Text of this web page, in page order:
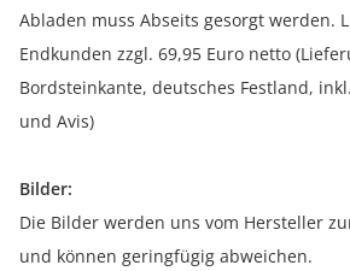
Abladen muss Abseits gesorgt werden.
Endkunden zzgl. 69,95 Euro netto
Bordsteinkante, deutsches Festland,
und Avis)
Bilder:
Die Bilder werden uns vom Hersteller
und können geringfügig abweichen.